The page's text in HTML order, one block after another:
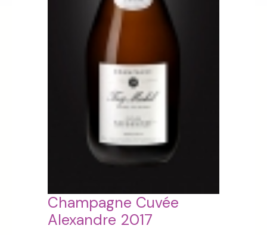
Champagne Cuvée
Alexandre 2017